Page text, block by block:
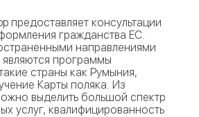
предоставляет консультации
гражданства ЕС.
направлениями
являются программы
страны как Румыния,
Карты поляка. Из
выделить большой спектр
услуг, квалифицированность